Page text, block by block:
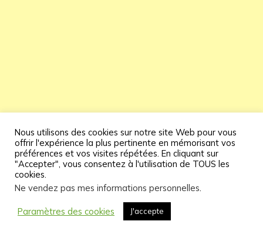
Nous utilisons des cookies sur notre site Web pour vous
offrir l'expérience la plus pertinente en mémorisant vos
préférences et vos visites répétées. En cliquant sur
"Accepter", vous consentez à l'utilisation de TOUS les
cookies.
Ne vendez pas mes informations personnelles.
Paramètres des cookies J'accepte